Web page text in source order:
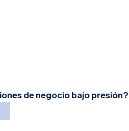
de negocio bajo presión?